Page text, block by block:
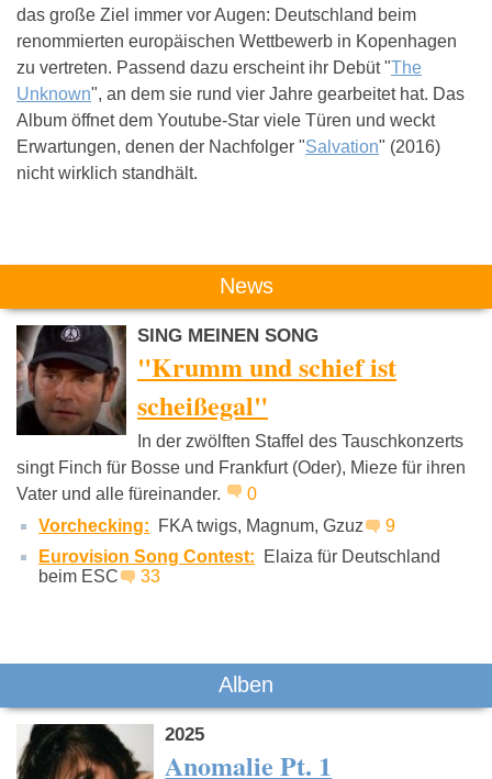
das große Ziel immer vor Augen: Deutschland beim
renommierten europäischen Wettbewerb in Kopenhagen
zu vertreten. Passend dazu erscheint ihr Debüt "The
Unknown", an dem sie rund vier Jahre gearbeitet hat. Das
Album öffnet dem Youtube-Star viele Türen und weckt
Erwartungen, denen der Nachfolger "Salvation" (2016)
nicht wirklich standhält.
Das könnte Dich auch interessieren:
Capra Jupiter Jones Jupiter
News
SING MEINEN SONG
"Krumm und schief ist
scheißegal"
In der zwölften Staffel des Tauschkonzerts
singt Finch für Bosse und Frankfurt (Oder), Mieze für ihren
Vater und alle füreinander.
0
Vorchecking:
FKA twigs, Magnum, Gzuz
9
Eurovision Song Contest:
Elaiza für Deutschland
beim ESC
33
Alben
2025
Anomalie Pt. 1